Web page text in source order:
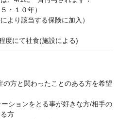
・１０年）
より該当する保険に加入）
度にて社食(施設による)
方